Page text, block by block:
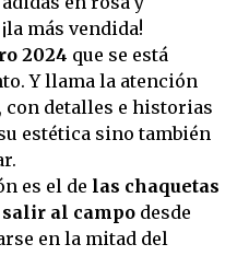
más vendida!
2024 que se está
Y llama la atención
detalles e historias
estética sino también
es el de las chaquetas
salir al campo desde
en la mitad del